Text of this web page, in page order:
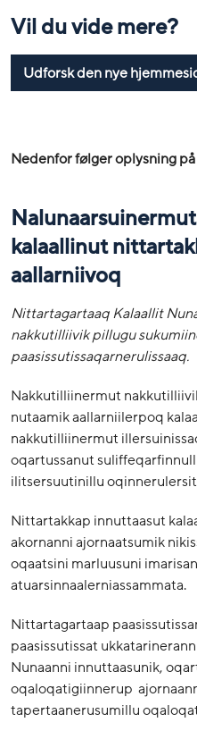
Vil du vide mere?
Udforsk den nye
Nedenfor følger oplysning
kalaallinut
aallarniivoq
Nittartagartaaq Kalaallit
nakkutilliivik pillugu
paasissutissaqarnerulissaaq.
Nakkutilliinermut
nutaamik aallarniilerpoq
nakkutilliinermut
oqartussanut
ilitsersuutinillu
Nittartakkap innuttaasut
akornanni ajornaatsumik
oqaatsini marluusuni
atuarsinnaalerniassammata.
Nittartagartaap
paasissutissat
Nunaanni innuttaasunik,
oqaloqatigiinnerup
tapertaanerusumillu